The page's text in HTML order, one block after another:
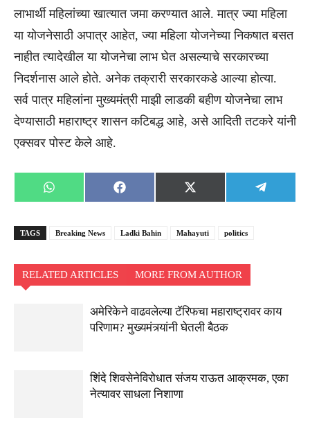
लाभार्थी महिलांच्या खात्यात जमा करण्यात आले. मात्र ज्या महिला
या योजनेसाठी अपात्र आहेत, ज्या महिला योजनेच्या निकषात बसत
नाहीत त्यादेखील या योजनेचा लाभ घेत असल्याचे सरकारच्या
निदर्शनास आले होते. अनेक तक्रारी सरकारकडे आल्या होत्या.
सर्व पात्र महिलांना मुख्यमंत्री माझी लाडकी बहीण योजनेचा लाभ
देण्यासाठी महाराष्ट्र शासन कटिबद्ध आहे, असे आदिती तटकरे यांनी
एक्सवर पोस्ट केले आहे.
Share
on
WhatsApp
Share
on
Facebook
Share
on
X
(Twitter)
Share
on
TAGS Breaking News Ladki Bahin Mahayuti politics
RELATED ARTICLES MORE FROM AUTHOR
अमेरिकेने वाढवलेल्या टॅरिफचा महाराष्ट्रावर काय
परिणाम? मुख्यमंत्र्यांनी घेतली बैठक
शिंदे शिवसेनेविरोधात संजय राऊत आक्रमक, एका
नेत्यावर साधला निशाणा